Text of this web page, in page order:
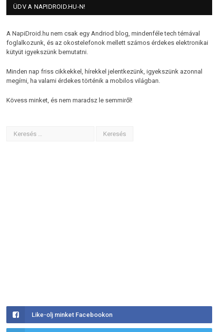
ÜDV A NAPIDROID.HU-N!
A NapiDroid.hu nem csak egy Andriod blog, mindenféle tech témával
foglalkozunk, és az okostelefonok mellett számos érdekes elektronikai
kütyüt igyekszünk bemutatni.
Minden nap friss cikkekkel, hírekkel jelentkezünk, igyekszünk azonnal
megírni, ha valami érdekes történik a mobilos világban.
Kövess minket, és nem maradsz le semmiről!
Like-olj minket Facebookon